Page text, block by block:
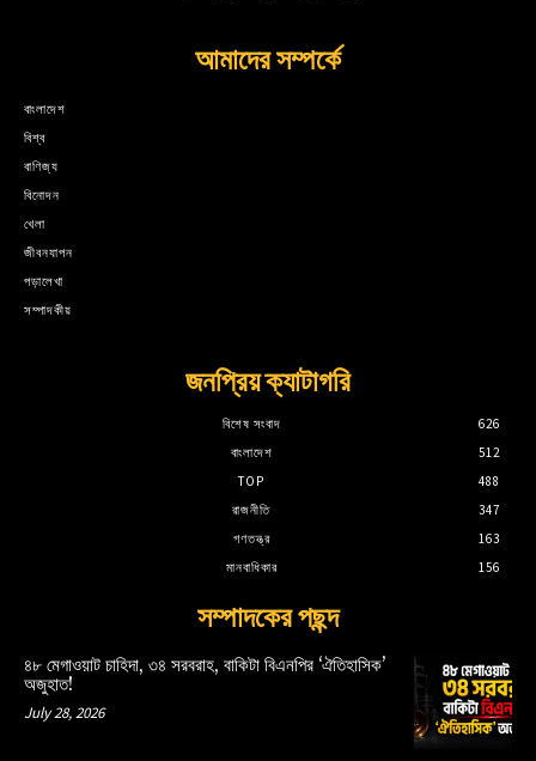
আমাদের সম্পর্কে
বাংলাদেশ
বিশ্ব
বাণিজ্য
বিনোদন
খেলা
জীবনযাপন
পড়ালেখা
সম্পাদকীয়
জনপ্রিয় ক্যাটাগরি
বিশেষ সংবাদ
626
বাংলাদেশ
512
TOP
488
রাজনীতি
347
গণতন্ত্র
163
মানবাধিকার
156
সম্পাদকের পছন্দ
৪৮ মেগাওয়াট চাহিদা, ৩৪ সরবরাহ, বাকিটা বিএনপির ‘ঐতিহাসিক’
অজুহাত!
July 28, 2026